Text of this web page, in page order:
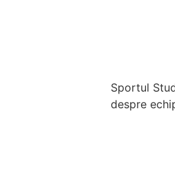
Sportul
despre